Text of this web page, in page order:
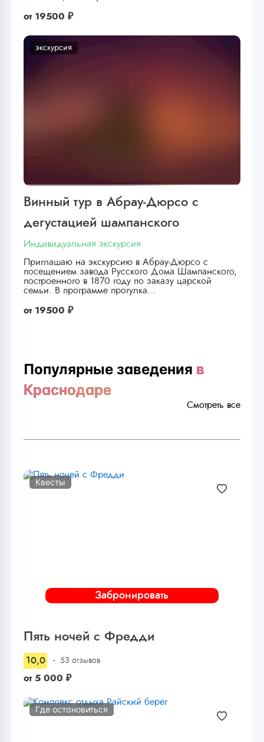
от 19500 ₽
экскурсия
Винный тур в Абрау-Дюрсо с
дегустацией шампанского
Индивидуальная экскурсия
Приглашаю на экскурсию в Абрау-Дюрсо с
посещением завода Русского Дома Шампанского,
построенного в 1870 году по заказу царской
семьи. В программе прогулка…
от 19500 ₽
Популярные заведения в
Краснодаре
Смотреть все
Забронировать
Квесты
Пять ночей с Фредди
10,0 53 отзывов
от 5 000 ₽
Где остановиться